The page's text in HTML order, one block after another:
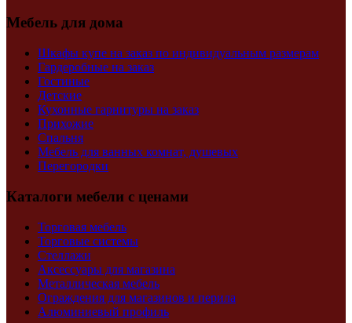
Мебель для дома
Шкафы купе на заказ по индивидуальным размерам
Гардеробные на заказ
Гостиные
Детские
Кухонные гарнитуры на заказ
Прихожие
Спальня
Мебель для ванных комнат, душевых
Перегородки
Каталоги мебели с ценами
Торговая мебель
Торговые системы
Стеллажи
Аксессуары для магазина
Металлическая мебель
Ограждения для магазинов и перила
Алюминиевый профиль